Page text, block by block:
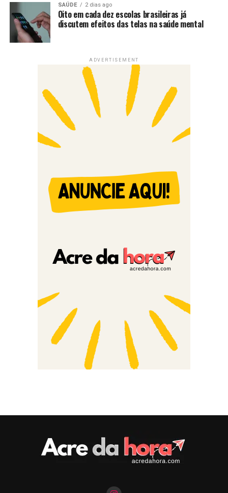
SAÚDE 2 dias ago
Oito em cada dez escolas brasileiras já
discutem efeitos das telas na saúde mental
ADVERTISEMENT